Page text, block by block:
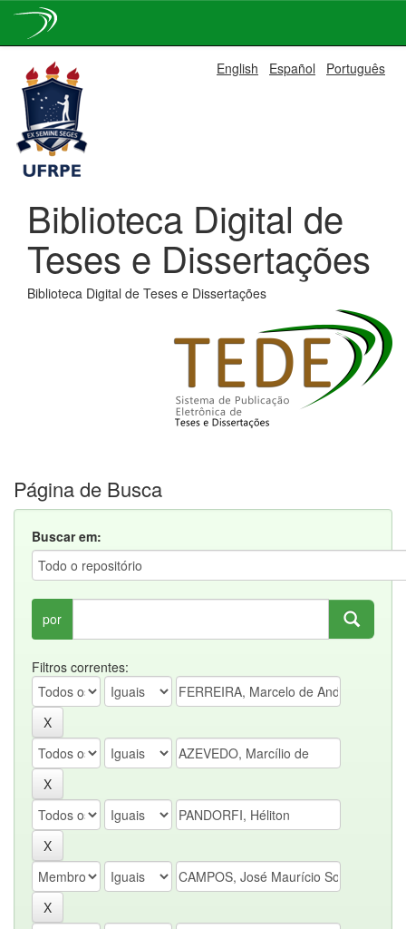
navigation
English Español Português
Biblioteca Digital de
Teses e Dissertações
Biblioteca Digital de Teses e Dissertações
Página de Busca
Buscar em:
por
Filtros correntes: